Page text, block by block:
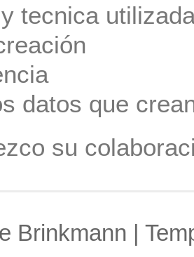
tecnica
datos que
su
Brinkmann |